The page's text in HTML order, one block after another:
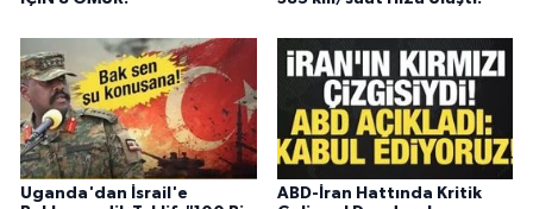
Uganda'dan İsrail'e
ABD-İran Hattında Kritik